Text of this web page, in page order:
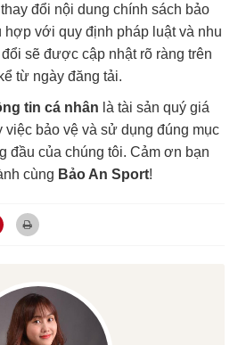
đổi nội dung chính sách bảo
hợp với quy định pháp luật và nhu
sẽ được cập nhật rõ ràng trên
từ ngày đăng tải.
tin cá nhân là tài sản quý giá
việc bảo vệ và sử dụng đúng mục
đầu của chúng tôi. Cảm ơn bạn
cùng Bảo An Sport!